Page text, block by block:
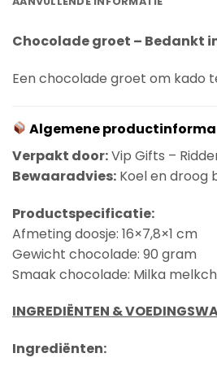
Chocolade groet – Bedankt
Een chocolade groet om kado
Algemene
Verpakt door:Vip Gifts –
Bewaaradvies: Koel en droog
Productspecificatie:
Afmeting doosje: 16×7,8×1 cm
Gewicht chocolade: 90 gram
Smaak chocolade: Milka
INGREDIËNTEN &
Ingrediënten: